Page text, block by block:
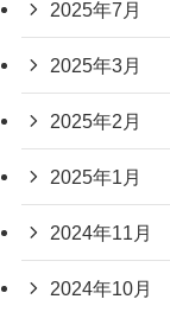
2025年7月
2025年3月
2025年2月
2025年1月
2024年11月
2024年10月